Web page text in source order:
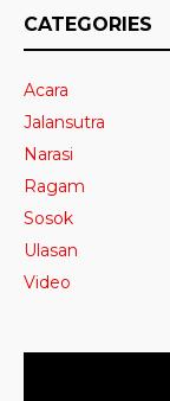
CATEGORIES
Acara
Jalansutra
Narasi
Ragam
Sosok
Ulasan
Video